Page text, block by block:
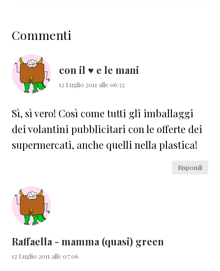
del
lettore
Commenti
con il ♥ e le mani
12 Luglio 2011 alle 06:32
Sì, sì vero! Così come tutti gli imballaggi
dei volantini pubblicitari con le offerte dei
supermercati, anche quelli nella plastica!
Rispondi
Raffaella - mamma (quasi) green
12 Luglio 2011 alle 07:06